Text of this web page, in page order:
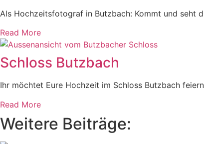
Als Hochzeitsfotograf in Butzbach: Kommt und seht
Read More
Schloss Butzbach
Ihr möchtet Eure Hochzeit im Schloss Butzbach
Read More
Weitere Beiträge: